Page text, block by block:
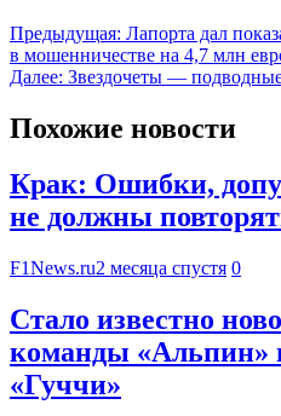
Предыдущая: Лапорта дал
в мошенничестве на 4,7 млн
Далее: Звездочеты —
Похожие новости
Крак: Ошибки,
не должны
F1News.ru2 месяца спустя 0
Стало известно
команды «Альпин»
«Гуччи»